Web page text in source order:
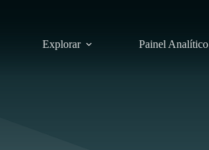
Explorar Painel Analítico